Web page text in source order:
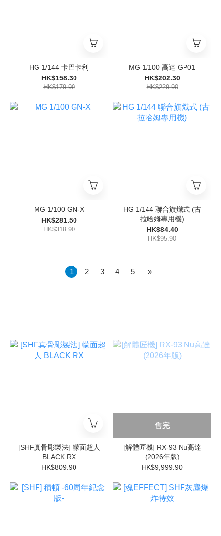
HG 1/144 卡巴卡利
HK$158.30
HK$179.90
MG 1/100 高達 GP01
HK$202.30
HK$229.90
MG 1/100 GN-X
HK$281.50
HK$319.90
HG 1/144 聯合旗熾式 (古
拉哈姆專用機)
HK$84.40
HK$95.90
1 2 3 4 5 »
[SHF真骨彫製法] 幪面超人
BLACK RX
HK$809.90
售完
[解體匠機] RX-93 Nu高達
(2026年版)
HK$9,999.90